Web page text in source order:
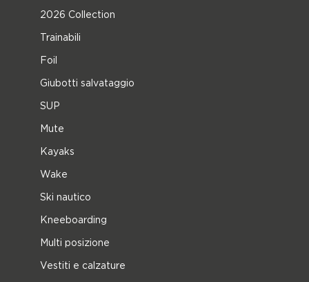
2026 Collection
Trainabili
Foil
Giubotti salvataggio
SUP
Mute
Kayaks
Wake
Ski nautico
Kneeboarding
Multi posizione
Vestiti e calzature